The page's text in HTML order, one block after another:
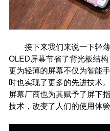
接下来我们来说一下轻薄
OLED屏幕节省了背光板结构
更为轻薄的屏幕不仅为智能
时也实现了更多的先进技术
屏幕厂商也为其赋予了屏下
技术，改变了人们的使用体验